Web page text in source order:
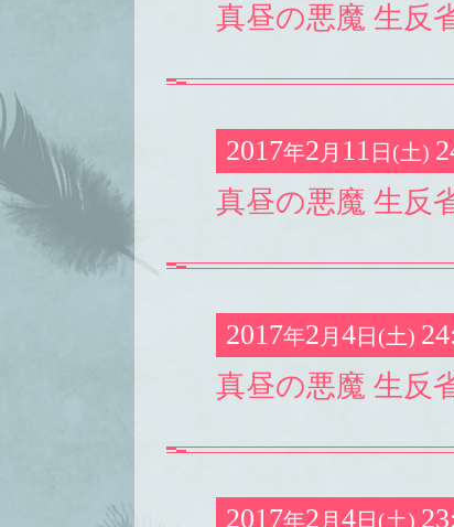
真昼の悪魔 生反
2017年2 月 11 日(土)
真昼の悪魔 生反
2017年2 月 4日(土)
真昼の悪魔 生反
2017年2 月 4日(土)